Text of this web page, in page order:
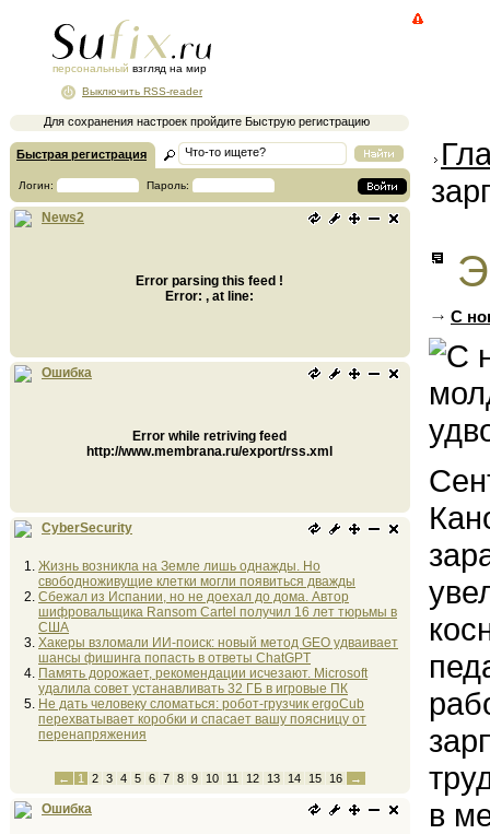
персональный взгляд на мир
Для сохранения настроек пройдите Быструю регистрацию
Выключить RSS-reader
Быстрая регистрация
Логин: Пароль:
News2
Error parsing this feed !
Error: , at line:
Ошибка
Error while retriving feed
http://www.membrana.ru/export/rss.xml
CyberSecurity
Жизнь возникла на Земле лишь однажды. Но
свободноживущие клетки могли появиться дважды
Сбежал из Испании, но не доехал до дома. Автор
шифровальщика Ransom Cartel получил 16 лет тюрьмы в
США
Хакеры взломали ИИ-поиск: новый метод GEO удваивает
шансы фишинга попасть в ответы ChatGPT
Память дорожает, рекомендации исчезают. Microsoft
удалила совет устанавливать 32 ГБ в игровые ПК
Не дать человеку сломаться: робот-грузчик ergoCub
перехватывает коробки и спасает вашу поясницу от
перенапряжения
← 1 2 3 4 5 6 7 8 9 10 11 12 13 14 15 16 →
Ошибка
С
в